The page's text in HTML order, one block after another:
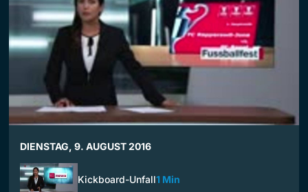
DIENSTAG, 9. AUGUST 2016
Kickboard-Unfall1 Min